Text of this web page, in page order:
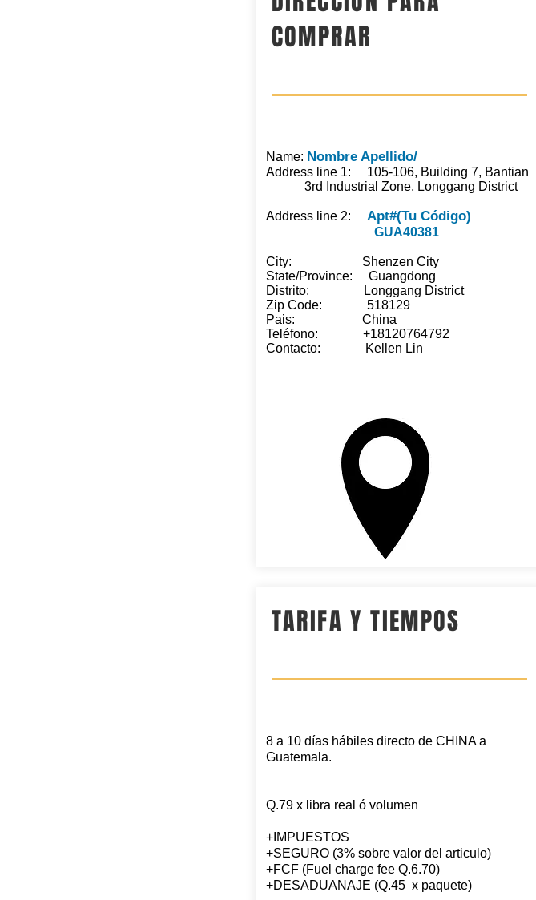
COMPRAR
Name: Nombre Apellido/
Address line 1: 105-106, Building 7, Bantian
3rd Industrial Zone, Longgang District
Address line 2: Apt#(Tu Código)
GUA40381
City: Shenzen City
State/Province: Guangdong
Distrito: Longgang District
Zip Code: 518129
Pais: China
Teléfono: +18120764792
Contacto: Kellen Lin
TARIFA Y TIEMPOS
8 a 10 días hábiles directo de CHINA a
Guatemala.
Q.79 x libra real ó volumen
+IMPUESTOS
+SEGURO (3% sobre valor del articulo)
+FCF (Fuel charge fee Q.6.70)
+DESADUANAJE (Q.45 x paquete)